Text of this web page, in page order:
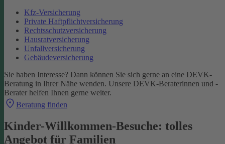
Kfz-Versicherung
Private Haftpflichtversicherung
Rechtsschutzversicherung
Hausratversicherung
Unfallversicherung
Gebäudeversicherung
Sie haben Interesse? Dann können Sie sich gerne an eine DEVK-
Beratung in Ihrer Nähe wenden. Unsere DEVK-Beraterinnen und -
Berater helfen Ihnen gerne weiter.
Beratung finden
Kinder-Willkommen-Besuche: tolles
Angebot für Familien